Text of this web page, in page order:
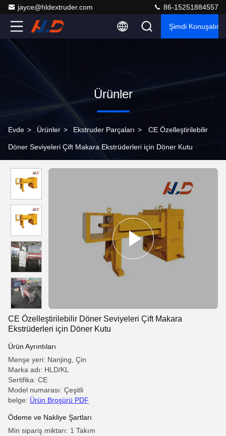
jayce@hldextruder.com 86-15251884557
Şimdi Konuşalım.
Ürünler
Evde > Ürünler > Ekstruder Parçaları > CE Özelleştirilebilir
Döner Seviyeleri Çift Makara Ekstrüderleri için Döner Kutu
CE Özelleştirilebilir Döner Seviyeleri Çift Makara
Ekstrüderleri için Döner Kutu
Ürün Ayrıntıları
Menşe yeri: Nanjing, Çin
Marka adı: HLD/KL
Sertifika: CE
Model numarası: Çeşitli
belge: Ürün Broşürü PDF
Ödeme ve Nakliye Şartları
Min sipariş miktarı: 1 Takım